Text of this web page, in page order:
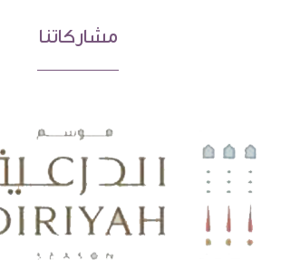
مشاركاتنا